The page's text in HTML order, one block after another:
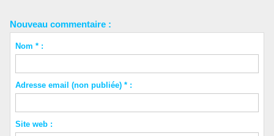
Nouveau commentaire :
Nom * :
Adresse email (non publiée) * :
Site web :